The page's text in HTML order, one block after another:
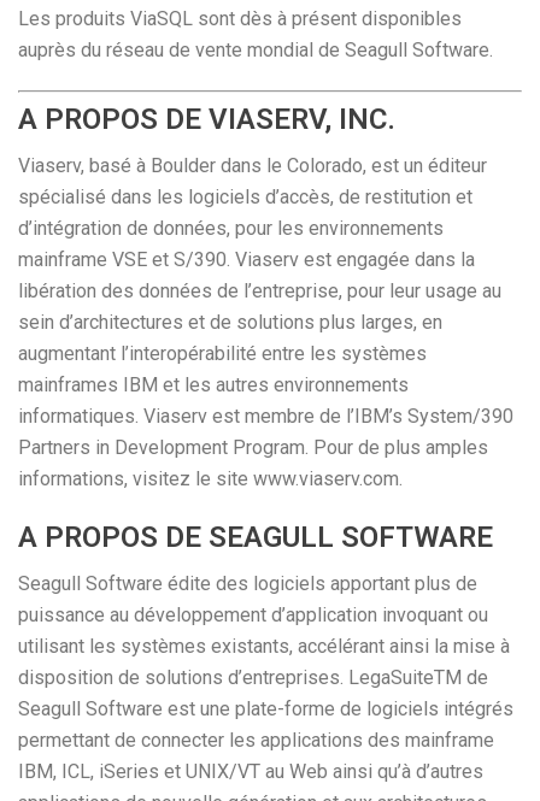
Les produits ViaSQL sont dès à présent disponibles
auprès du réseau de vente mondial de Seagull Software.
A PROPOS DE VIASERV, INC.
Viaserv, basé à Boulder dans le Colorado, est un éditeur
spécialisé dans les logiciels d’accès, de restitution et
d’intégration de données, pour les environnements
mainframe VSE et S/390. Viaserv est engagée dans la
libération des données de l’entreprise, pour leur usage au
sein d’architectures et de solutions plus larges, en
augmentant l’interopérabilité entre les systèmes
mainframes IBM et les autres environnements
informatiques. Viaserv est membre de l’IBM’s System/390
Partners in Development Program. Pour de plus amples
informations, visitez le site www.viaserv.com.
A PROPOS DE SEAGULL SOFTWARE
Seagull Software édite des logiciels apportant plus de
puissance au développement d’application invoquant ou
utilisant les systèmes existants, accélérant ainsi la mise à
disposition de solutions d’entreprises. LegaSuiteTM de
Seagull Software est une plate-forme de logiciels intégrés
permettant de connecter les applications des mainframe
IBM, ICL, iSeries et UNIX/VT au Web ainsi qu’à d’autres